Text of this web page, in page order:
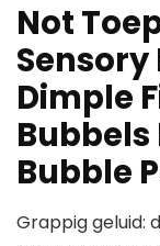
Not
Sensory
Dimple
Bubbels
Bubble
Grappig geluid: